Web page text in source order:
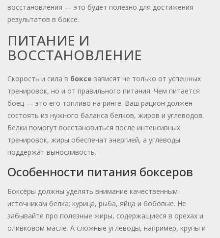
восстановления — это будет полезно для достижения
результатов в боксе.
ПИТАНИЕ И
ВОССТАНОВЛЕНИЕ
Скорость и сила в боксе зависят не только от успешных
тренировок, но и от правильного питания. Чем питается
боец — это его топливо на ринге. Ваш рацион должен
состоять из нужного баланса белков, жиров и углеводов.
Белки помогут восстановиться после интенсивных
тренировок, жиры обеспечат энергией, а углеводы
поддержат выносливость.
Особенности питания боксеров
Боксёры должны уделять внимание качественным
источникам белка: курица, рыба, яйца и бобовые. Не
забывайте про полезные жиры, содержащиеся в орехах и
оливковом масле. А сложные углеводы, например, крупы и